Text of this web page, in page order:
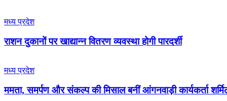
मध्य प्रदेश
राशन दुकानों पर खाद्यान्न वितरण व्यवस्था होगी पारदर्शी
मध्य प्रदेश
ममता, समर्पण और संकल्प की मिसाल बनीं आंगनवाड़ी कार्यकर्ता